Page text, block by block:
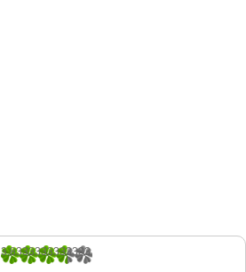
3.8333333333333